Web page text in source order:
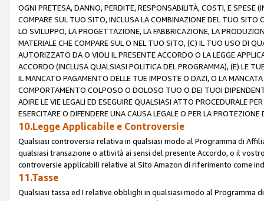
OGNI PRETESA, DANNO, PERDITE, RESPONSABILITÀ, COSTI, E SPESE
COMPARE SUL TUO SITO, INCLUSA LA COMBINAZIONE DEL TUO SITO
LO SVILUPPO, LA PROGETTAZIONE, LA FABBRICAZIONE, LA
MATERIALE CHE COMPARE SUL O NEL TUO SITO, (C) IL TUO USO DI
AUTORIZZATO DA O VIOLI IL PRESENTE ACCORDO O LA LEGGE
ACCORDO (INCLUSA QUALSIASI POLITICA DEL PROGRAMMA), (E) LE
IL MANCATO PAGAMENTO DELLE TUE IMPOSTE O DAZI, O LA
COMPORTAMENTO COLPOSO O DOLOSO TUO O DEI TUOI
ADIRE LE VIE LEGALI ED ESEGUIRE QUALSIASI ATTO PROCEDURALE
ESERCITARE O DIFENDERE UNA CAUSA LEGALE O PER LA
10.Legge Applicabile e Controversie
Qualsiasi controversia relativa in qualsiasi modo al Programma di
qualsiasi transazione o attività ai sensi del presente Accordo, o il
controversie applicabili relative al Sito Amazon di riferimento come
11.Tasse
Qualsiasi tassa ed I relative obblighi in qualsiasi modo al